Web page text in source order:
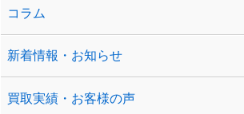
コラム
新着情報・お知らせ
買取実績・お客様の声